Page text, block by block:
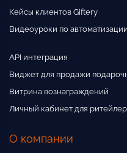
Кейсы клиентов Giftery
Видеоуроки по
API интеграция
Виджет для продажи
Витрина вознаграждений
Личный кабинет для
О компании